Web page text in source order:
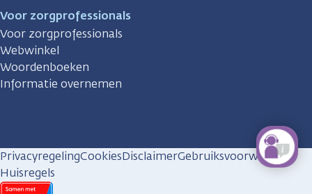
Voor zorgprofessionals
Voor zorgprofessionals
Webwinkel
Woordenboeken
Informatie overnemen
PrivacyregelingCookiesDisclaimerGebruiksvoorwaarden
Huisregels